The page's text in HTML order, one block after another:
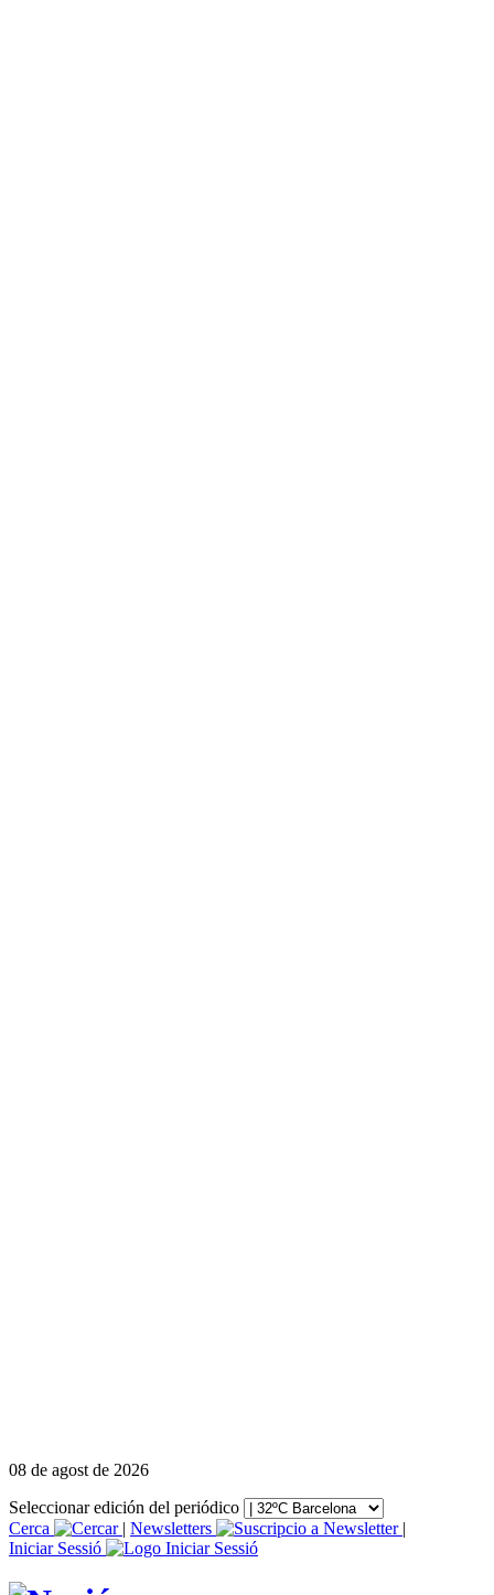
08 de agost de 2026
Seleccionar edición del periódico
Cerca
| Newsletters
|
Iniciar Sessió